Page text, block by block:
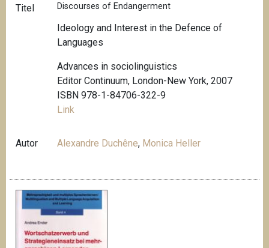
Titel Discourses of Endangerment
Ideology and Interest in the Defence of
Languages
Advances in sociolinguistics
Editor Continuum, London-New York, 2007
ISBN 978-1-84706-322-9
Link
Autor Alexandre Duchêne, Monica Heller